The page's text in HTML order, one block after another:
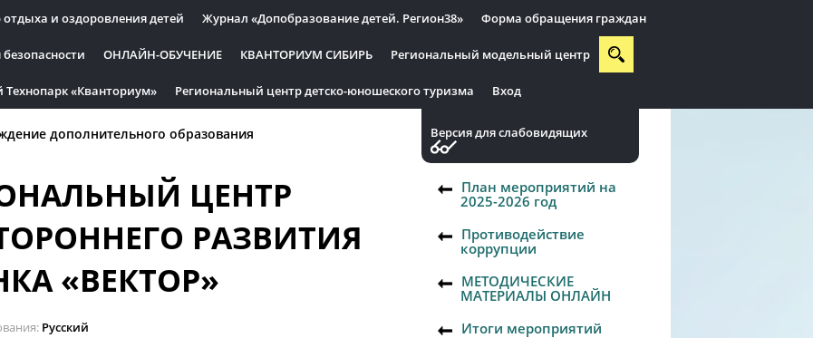
отдыха и оздоровления детей Журнал «Допобразование детей. Регион38» Форма обращения граждан
ОНЛАЙН-ОБУЧЕНИЕ КВАНТОРИУМ СИБИРЬ Региональный модельный центр
«Кванториум» Региональный центр детско-юношеского туризма Вход
дополнительного образования
ЦЕНТР
РАЗВИТИЯ
«ВЕКТОР»
Русский
Версия для слабовидящих
План мероприятий на
2025-2026 год
Противодействие
коррупции
МЕТОДИЧЕСКИЕ
МАТЕРИАЛЫ ОНЛАЙН
Итоги мероприятий